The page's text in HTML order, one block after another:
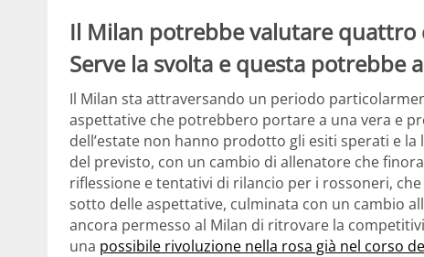
Il Milan potrebbe valutare quattro
Serve la svolta e questa potrebbe
Il Milan sta attraversando un periodo
aspettative che potrebbero portare a una vera e
dell’estate non hanno prodotto gli esiti sperati e
del previsto, con un cambio di allenatore che
riflessione e tentativi di rilancio per i rossoneri,
sotto delle aspettative, culminata con un cambio
ancora permesso al Milan di ritrovare la
una possibile rivoluzione nella rosa già nel corso